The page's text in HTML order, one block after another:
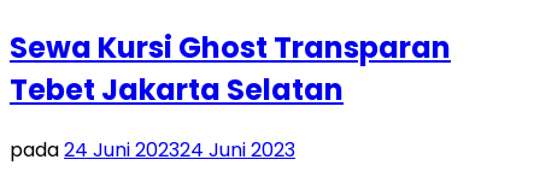
Sewa Kursi Ghost Transparan
Tebet Jakarta Selatan
pada24 Juni 202324 Juni 2023